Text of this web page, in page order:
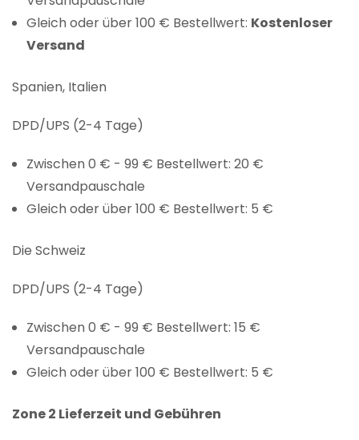
Gleich oder über 100 € Bestellwert: Kostenloser
Versand
Spanien, Italien
DPD/UPS (2-4 Tage)
Zwischen 0 € - 99 € Bestellwert: 20 €
Versandpauschale
Gleich oder über 100 € Bestellwert: 5 €
Die Schweiz
DPD/UPS (2-4 Tage)
Zwischen 0 € - 99 € Bestellwert: 15 €
Versandpauschale
Gleich oder über 100 € Bestellwert: 5 €
Zone 2 Lieferzeit und Gebühren